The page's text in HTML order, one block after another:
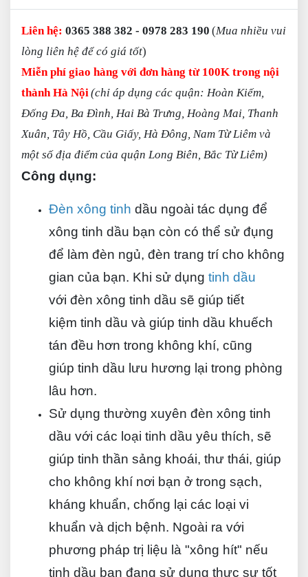
Liên hệ: 0365 388 382 - 0978 283 190 (Mua nhiều vui
lòng liên hệ để có giá tốt)
Miễn phí giao hàng với đơn hàng từ 100K trong nội
thành Hà Nội(chỉ áp dụng các quận: Hoàn Kiếm,
Đống Đa, Ba Đình, Hai Bà Trưng, Hoàng Mai, Thanh
Xuân, Tây Hồ, Cầu Giấy, Hà Đông, Nam Từ Liêm và
một số địa điểm của quận Long Biên, Bắc Từ Liêm)
Công dụng:
Đèn xông tinh dầu ngoài tác dụng để
xông tinh dầu bạn còn có thể sử đụng
để làm đèn ngủ, đèn trang trí cho không
gian của bạn. Khi sử dụng tinh dầu
với đèn xông tinh dầu sẽ giúp tiết
kiệm tinh dầu và giúp tinh dầu khuếch
tán đều hơn trong không khí, cũng
giúp tinh dầu lưu hương lại trong phòng
lâu hơn.
Sử dụng thường xuyên đèn xông tinh
dầu với các loại tinh dầu yêu thích, sẽ
giúp tinh thần sảng khoái, thư thái, giúp
cho không khí nơi bạn ở trong sạch,
kháng khuẩn, chống lại các loại vi
khuẩn và dịch bệnh. Ngoài ra với
phương pháp trị liệu là "xông hít" nếu
tinh dầu bạn đang sử dụng thực sự tốt